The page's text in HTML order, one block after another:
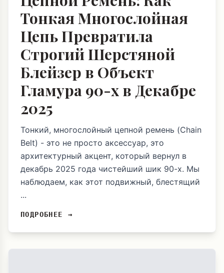
Тонкая Многослойная
Цепь Превратила
Строгий Шерстяной
Блейзер в Объект
Гламура 90-х в Декабре
2025
Тонкий, многослойный цепной ремень (Chain
Belt) - это не просто аксессуар, это
архитектурный акцент, который вернул в
декабрь 2025 года чистейший шик 90-х. Мы
наблюдаем, как этот подвижный, блестящий
...
ПОДРОБНЕЕ →